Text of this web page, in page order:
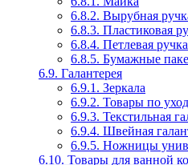
6.8.2. Вырубная
6.8.3. Пластиковая
6.8.4. Петлевая ручка
6.8.5. Бумажные
6.9. Галантерея
6.9.1. Зеркала
6.9.2. Товары по
6.9.3. Текстильная
6.9.4. Швейная
6.9.5. Ножницы
6.10. Товары для ванной